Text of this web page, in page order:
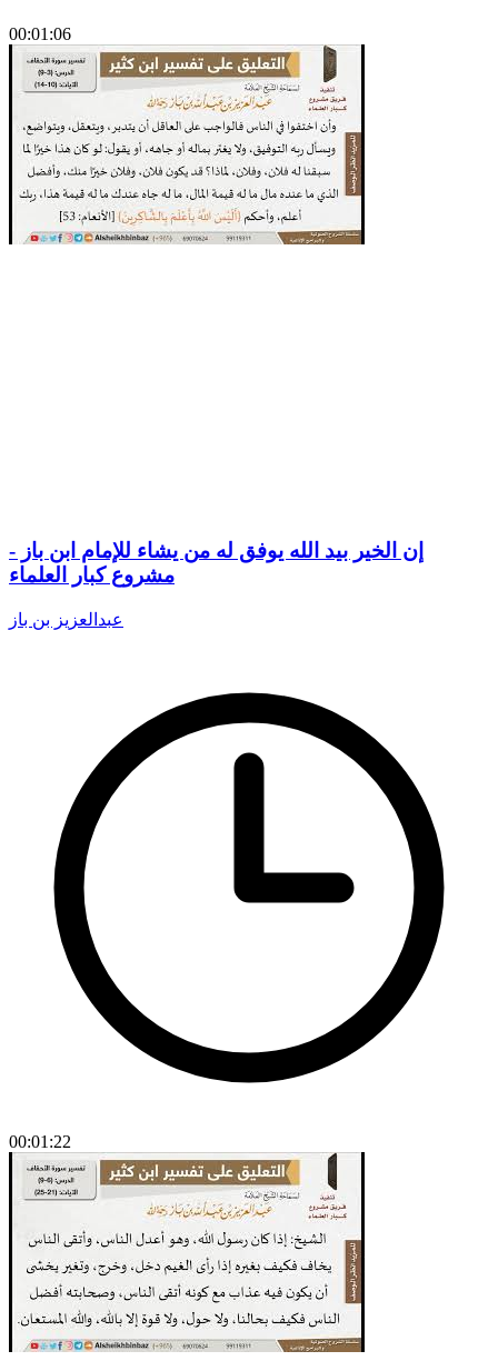
00:01:06
إن الخير بيد الله يوفق له من يشاء للإمام ابن باز -
مشروع كبار العلماء
عبدالعزيز بن باز
00:01:22